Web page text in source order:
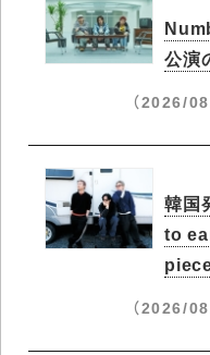
公演
（2026/
韓国
to
（2026/